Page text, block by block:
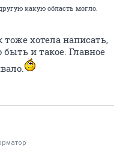
какую область могло.
хотела написать,
и такое. Главное